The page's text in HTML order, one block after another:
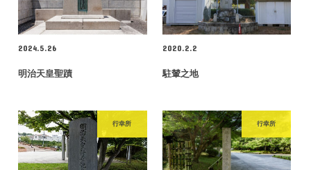
2024.5.26
明治天皇聖蹟
2020.2.2
駐輦之地
行幸所 行幸所